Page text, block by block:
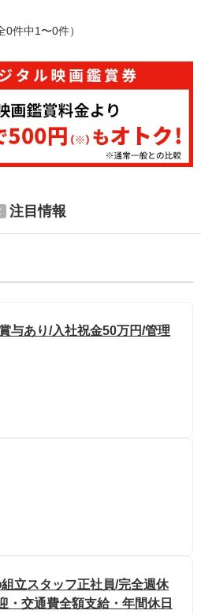
0件中1〜0件）
注目情報
与あり/入社祝金50万円/管理
立スタッフ正社員/完全週休
・交通費全額支給・年間休日